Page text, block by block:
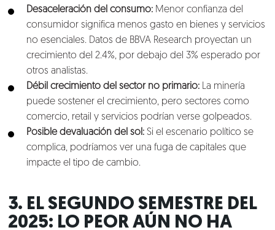
Nosotros
Desaceleración del consumo: Menor confianza del
consumidor significa menos gasto en bienes y servicios
no esenciales. Datos de BBVA Research proyectan un
crecimiento del 2.4%, por debajo del 3% esperado por
otros analistas.
Débil crecimiento del sector no primario: La minería
puede sostener el crecimiento, pero sectores como
comercio, retail y servicios podrían verse golpeados.
Posible devaluación del sol: Si el escenario político se
complica, podríamos ver una fuga de capitales que
impacte el tipo de cambio.
3. EL SEGUNDO SEMESTRE DEL
2025: LO PEOR AÚN NO HA